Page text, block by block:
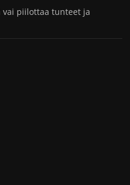
vai piilottaa tunteet ja